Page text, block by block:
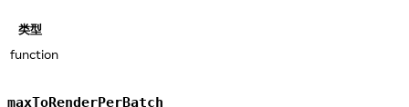
类型
function
maxToRenderPerBatch